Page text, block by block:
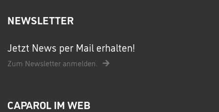
NEWSLETTER
Jetzt News per Mail erhalten!
Zum Newsletter anmelden.
CAPAROL IM WEB